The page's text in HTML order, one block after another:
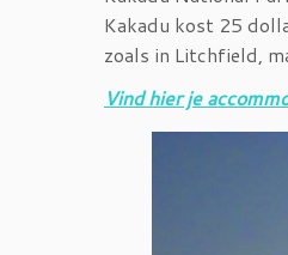
Kakadu kost 25
zoals in Litchfield,
Vind hier je